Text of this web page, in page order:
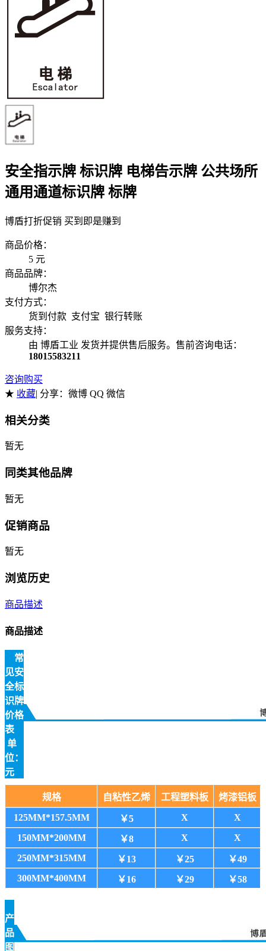
安全指示牌 标识牌 电梯告示牌 公共场所
通用通道标识牌 标牌
博盾打折促销 买到即是赚到
商品价格：
5 元
商品品牌：
博尔杰
支付方式：
货到付款 支付宝 银行转账
服务支持：
由 博盾工业 发货并提供售后服务。售前咨询电话：
18015583211
咨询购买
★ 收藏| 分享： 微博 QQ 微信
相关分类
暂无
同类其他品牌
暂无
促销商品
暂无
浏览历史
商品描述
商品描述
常
见安
全标
识牌
价格
表
单
位：
元
规格 自粘性乙烯 工程塑料板
烤漆铝板
125MM*157.5MM
￥5 X
X
150MM*200MM
￥8 X
X
250MM*315MM
￥13 ￥25
￥49
300MM*400MM
￥16 ￥29 ￥58
产
品
图